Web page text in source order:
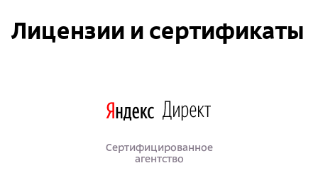
Лицензии и сертификаты
Сертифицированное
агентство